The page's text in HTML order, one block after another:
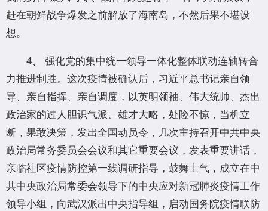
赶在朝鲜战争爆发之前解放了海南岛，不然后果不堪设
想。
4、 强化党的集中统一领导一体化整体联动连轴转合
力推进制胜。这次疫情被确认后，习近平总书记亲自领
导、亲自指挥、亲自调度，以英明领袖、伟大统帅、杰出
政治家的过人胆识气派、雄才大略，处险不惊，当机立
断，果敢决策，发出全国动员令，几次主持召开中共中央
政治局常务委员会会议和其它重要会议，发表重要讲话，
亲临社区疫情防控第一线调研指导，鼓舞士气，成立在中
共中央政治局常委会领导下的中央应对新冠肺炎疫情工作
领导小组，向武汉派出中央指导组，启动国务院疫情联防